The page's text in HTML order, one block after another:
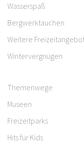
Wasserspaß
Bergwerktauchen
Weitere
Wintervergnügen
Themenwege
Museen
Freizeitparks
Hits für Kids